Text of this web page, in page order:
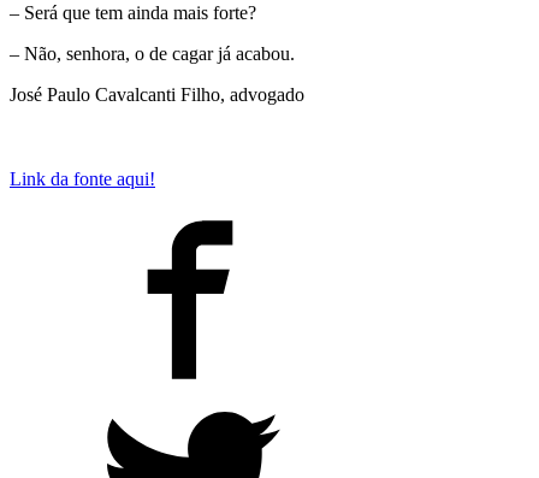
– Será que tem ainda mais forte?
– Não, senhora, o de cagar já acabou.
José Paulo Cavalcanti Filho, advogado
Link da fonte aqui!